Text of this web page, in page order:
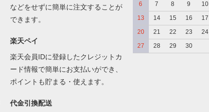
などをせずに簡単に注文することが
できます。
楽天ペイ
楽天会員IDに登録したクレジットカ
ード情報で簡単にお支払いができ、
ポイントも貯まる・使えます。
代金引換配送
6
7 8 9 10
13
14 15 16 17
20
21 22 23 24
27
28 29 30